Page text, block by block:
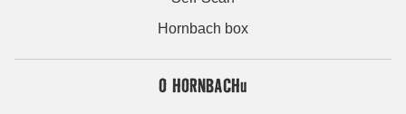
Hornbach box
O HORNBACHu